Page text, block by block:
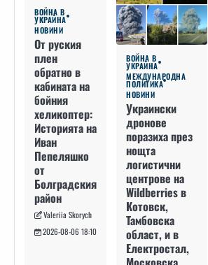
ВОЙНА В
УКРАЙНА
НОВИНИ
От руския
плен
обратно в
кабината на
бойния
хеликоптер:
Историята на
Иван
Пепеляшко
от
Болградския
район
Valeriia Skorych
2026-08-06 18:10
ВОЙНА В
УКРАЙНА
МЕЖДУНАРОДНА
ПОЛИТИКА
НОВИНИ
Украински
дронове
поразиха през
нощта
логистични
центрове на
Wildberries в
Котовск,
Тамбовска
област, и в
Електростал,